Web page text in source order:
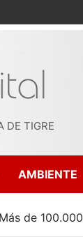
DE TIGRE
AMBIENTE
Más de